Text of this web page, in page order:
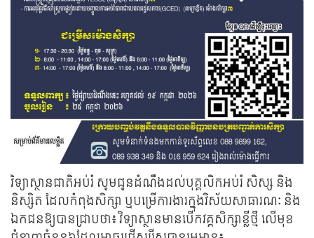
វិទ្យាស្ថានជាតិអប់រំ សូមជូនដំណឹងដល់បុគ្គលិកអប់រំ សិស្ស និង
និស្សិត ដែលកំពុងសិក្សា ឬបម្រើការងារក្នុងវិស័យសាធារណៈ និង
ឯកជនឱ្យបានជ្រាបថា៖ វិទ្យាស្ថានមានបើកវគ្គសិក្សាខ្លីថ្មី លើមុខ